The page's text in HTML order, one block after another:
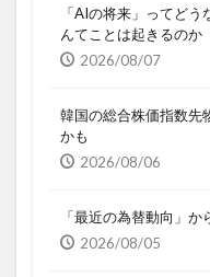
「AIの将来」ってど
んてことは起きるのか
2026/08/07
韓国の総合株価指数先
かも
2026/08/06
「最近の為替動向」
2026/08/05